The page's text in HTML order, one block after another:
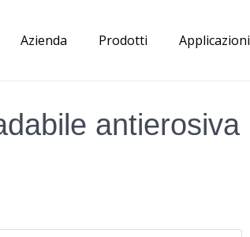
Azienda Prodotti Applicazioni
antierosiva